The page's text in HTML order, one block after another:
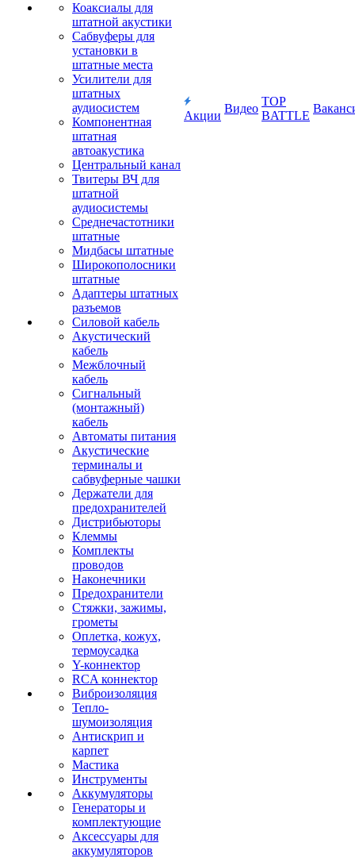
Коаксиалы для
штатной акустики
Сабвуферы для
установки в
штатные места
Усилители для
штатных
аудиосистем
Компонентная
штатная
автоакустика
Центральный канал
Твитеры ВЧ для
штатной
аудиосистемы
Среднечастотники
штатные
Мидбасы штатные
Широкополосники
штатные
Адаптеры штатных
разъемов
Силовой кабель
Акустический
кабель
Межблочный
кабель
Сигнальный
(монтажный)
кабель
Автоматы питания
Акустические
терминалы и
сабвуферные чашки
Держатели для
предохранителей
Дистрибьюторы
Клеммы
Комплекты
проводов
Наконечники
Предохранители
Стяжки, зажимы,
грометы
Оплетка, кожух,
термоусадка
Y-коннектор
RCA коннектор
Виброизоляция
Тепло-
шумоизоляция
Антискрип и
карпет
Мастика
Инструменты
Аккумуляторы
Генераторы и
комплектующие
Аксессуары для
аккумуляторов
Акции
Видео
TOP
BATTLE